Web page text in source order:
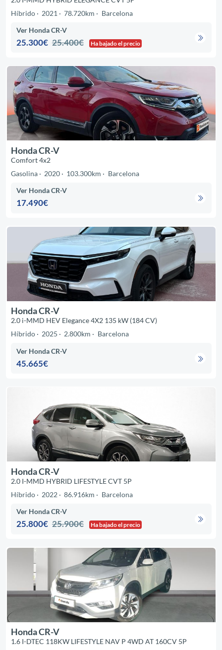
Híbrido
2021 78.720km Barcelona
Ver Honda CR-V
25.300€ 25.400€ Ha bajado el precio
Honda CR-V
Comfort 4x2
Gasolina
2020 103.300km Barcelona
Ver Honda CR-V
17.490€
Honda CR-V
2.0 i-MMD HEV Elegance 4X2 135 kW (184 CV)
Híbrido
2025 2.800km Barcelona
Ver Honda CR-V
45.665€
Honda CR-V
2.0 I-MMD HYBRID LIFESTYLE CVT 5P
Híbrido
2022 86.916km Barcelona
Ver Honda CR-V
25.800€ 25.900€ Ha bajado el precio
Honda CR-V
1.6 I-DTEC 118KW LIFESTYLE NAV P 4WD AT 160CV 5P